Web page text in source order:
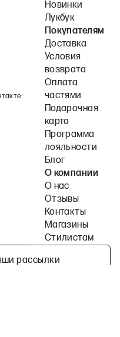
Новинки
Лукбук
Покупателям
Доставка
Условия
возврата
Оплата
частями
Подарочная
карта
Программа
лояльности
Блог
О компании
О нас
Отзывы
Контакты
Магазины
Стилистам
рассылки